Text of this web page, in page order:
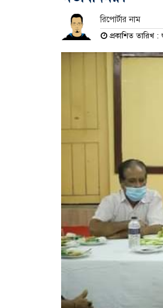
রিপোর্টার নাম
প্রকাশিত তারিখ